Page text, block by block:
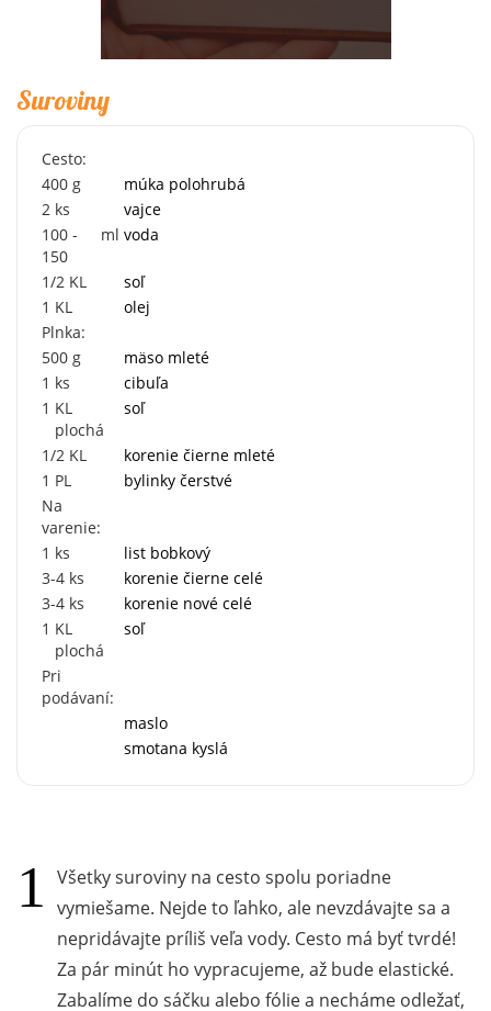
Suroviny
Cesto:
400 g
múka polohrubá
2 ks
vajce
100 -
150
ml voda
1/2 KL
soľ
1 KL
olej
Plnka:
500 g
mäso mleté
1 ks
cibuľa
1 KL
plochá
soľ
1/2 KL
korenie čierne mleté
1 PL
bylinky čerstvé
Na
varenie:
1 ks
list bobkový
3-4 ks
korenie čierne celé
3-4 ks
korenie nové celé
1 KL
plochá
soľ
Pri
podávaní:
maslo
smotana kyslá
Všetky suroviny na cesto spolu poriadne
vymiešame. Nejde to ľahko, ale nevzdávajte sa a
nepridávajte príliš veľa vody. Cesto má byť tvrdé!
Za pár minút ho vypracujeme, až bude elastické.
Zabalíme do sáčku alebo fólie a necháme odležať,